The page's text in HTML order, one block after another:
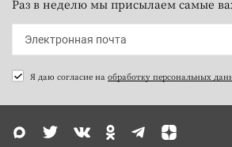
Раз в неделю мы присылаем самые
Я даю согласие на обработку персональных